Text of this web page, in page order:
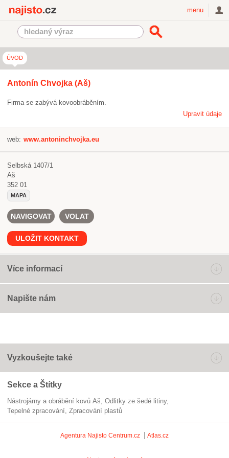
menu
ÚVOD
Antonín Chvojka (Aš)
Firma se zabývá kovoobráběním.
Upravit údaje
web: www.antoninchvojka.eu
Selbská 1407/1
Aš
352 01
MAPA
NAVIGOVAT VOLAT
ULOŽIT KONTAKT
Více informací
Napište nám
Vyzkoušejte také
Sekce a Štítky
Nástrojárny a obrábění kovů Aš
odlitky ze šedé litiny
tepelné zpracování
zpracování plastů
Agentura Najisto Centrum.cz Atlas.cz